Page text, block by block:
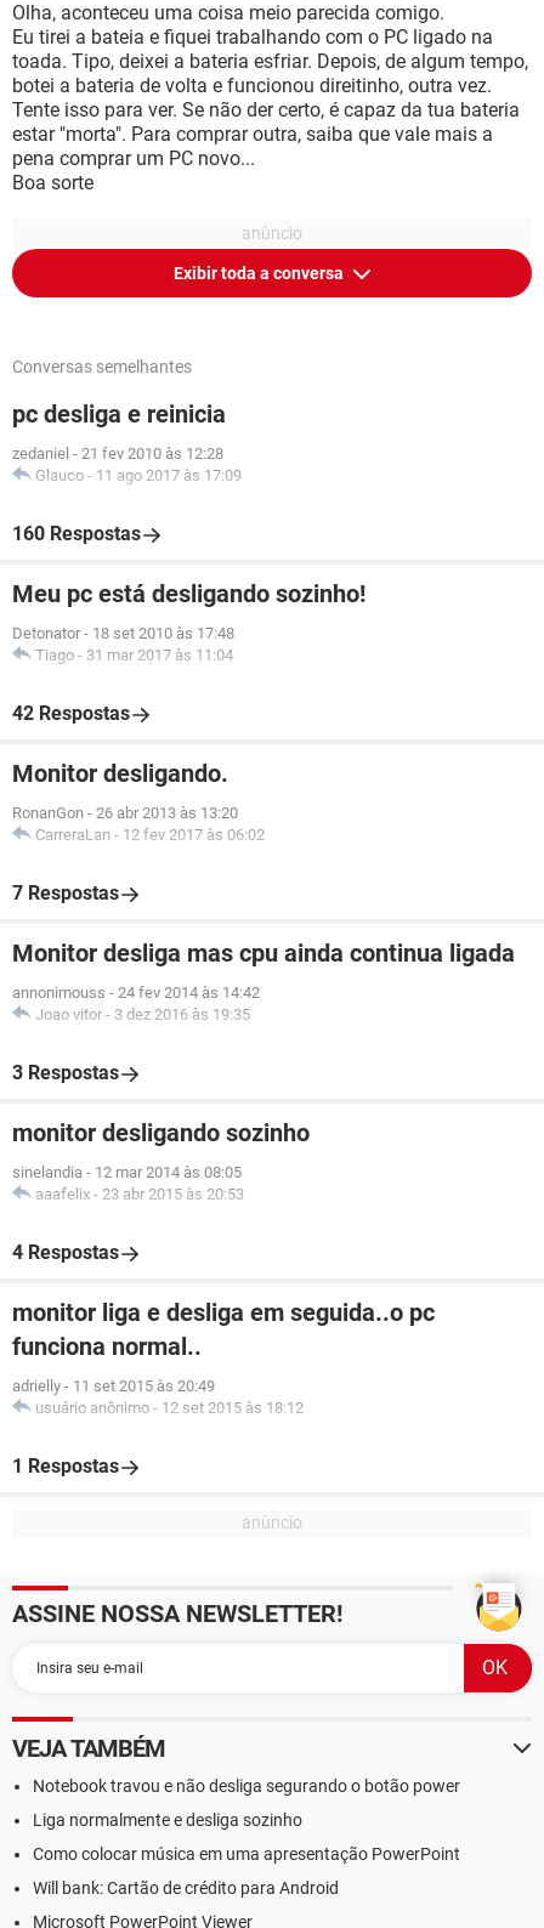
Olha, aconteceu uma coisa meio parecida comigo.
Eu tirei a bateia e fiquei trabalhando com o PC ligado na
toada. Tipo, deixei a bateria esfriar. Depois, de algum tempo,
botei a bateria de volta e funcionou direitinho, outra vez.
Tente isso para ver. Se não der certo, é capaz da tua bateria
estar "morta". Para comprar outra, saiba que vale mais a
pena comprar um PC novo...
Boa sorte
Exibir toda a conversa
Conversas semelhantes
pc desliga e reinicia
zedaniel - 21 fev 2010 às 12:28
Glauco - 11 ago 2017 às 17:09
160 Respostas
Meu pc está desligando sozinho!
Detonator - 18 set 2010 às 17:48
Tiago - 31 mar 2017 às 11:04
42 Respostas
Monitor desligando.
RonanGon - 26 abr 2013 às 13:20
CarreraLan - 12 fev 2017 às 06:02
7 Respostas
Monitor desliga mas cpu ainda continua ligada
annonimouss - 24 fev 2014 às 14:42
Joao vitor - 3 dez 2016 às 19:35
3 Respostas
monitor desligando sozinho
sinelandia - 12 mar 2014 às 08:05
aaafelix - 23 abr 2015 às 20:53
4 Respostas
monitor liga e desliga em seguida..o pc
funciona normal..
adrielly - 11 set 2015 às 20:49
usuário anônimo - 12 set 2015 às 18:12
1 Respostas
ASSINE NOSSA NEWSLETTER!
VEJA TAMBÉM
Notebook travou e não desliga segurando o botão power
Liga normalmente e desliga sozinho
Como colocar música em uma apresentação PowerPoint
Will bank: Cartão de crédito para Android
Microsoft PowerPoint Viewer